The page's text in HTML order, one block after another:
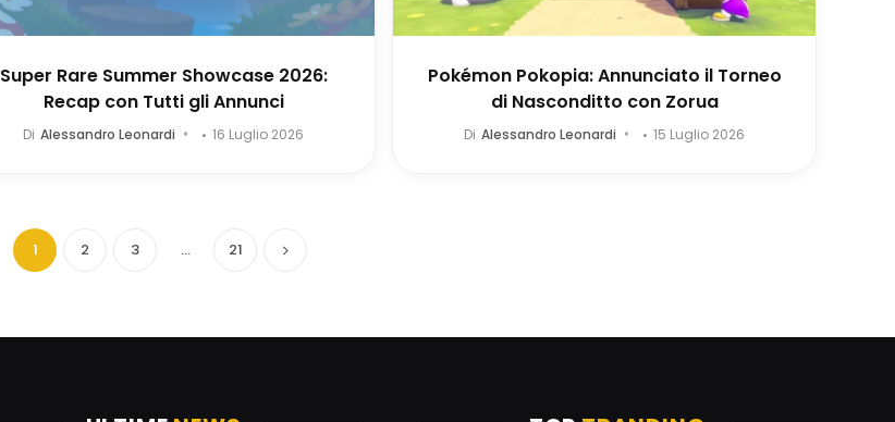
Super Rare Summer Showcase 2026:
Recap con Tutti gli Annunci
Di Alessandro Leonardi 16 Luglio 2026
Pokémon Pokopia: Annunciato il Torneo
di Nasconditto con Zorua
Di Alessandro Leonardi 15 Luglio 2026
1 2 3 … 21